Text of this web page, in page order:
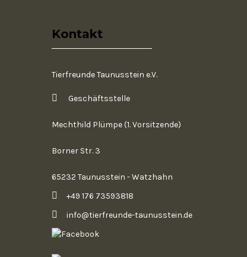
Kontakt
Tierfreunde Taunusstein e.V.
Geschäftsstelle
Mechthild Plümpe (1. Vorsitzende)
Borner Str. 3
65232 Taunusstein - Watzhahn
+49 176 73593818
info@tierfreunde-taunusstein.de